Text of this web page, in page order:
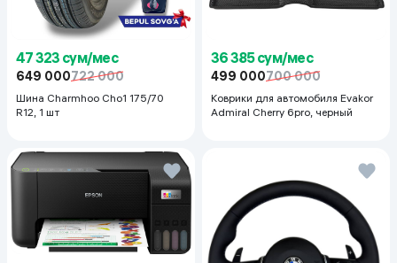
47 323 сум/мес
649 000722 000
Шина Charmhoo Cho1 175/70
R12, 1 шт
36 385 сум/мес
499 000700 000
Коврики для автомобиля Evakor
Admiral Cherry 6pro, черный